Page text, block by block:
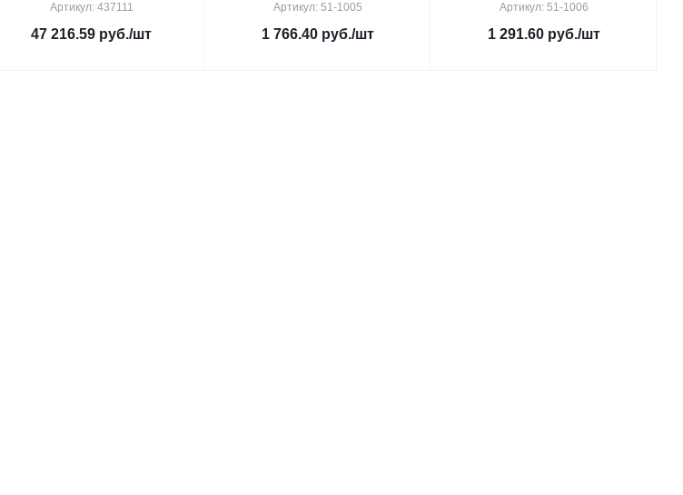
Артикул: 437111
47 216.59 руб./шт
Артикул: 51-1005
1 766.40руб./шт
Артикул: 51-1006
1 291.60руб./шт